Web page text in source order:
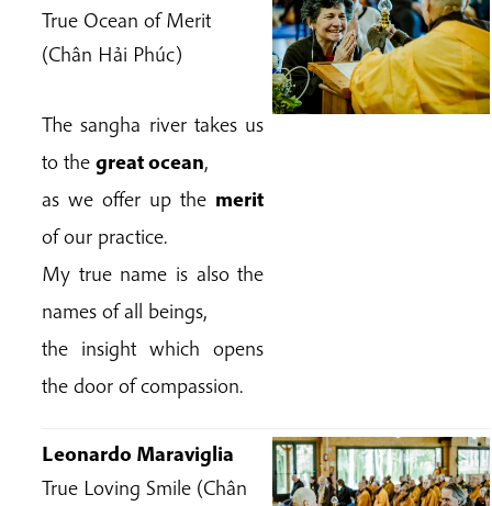
True Ocean of Merit
(Chân Hải Phúc)
The sangha river takes us
to the great ocean,
as we offer up the merit
of our practice.
My true name is also the
names of all beings,
the insight which opens
the door of compassion.
Leonardo Maraviglia
True Loving Smile (Chân